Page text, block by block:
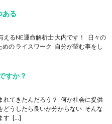
ある
えるNE運命解析士 大内です！ 日々の
の ライスワーク 自分が望む事をし
すか？
れてきたんだろう？ 何か社会に提供
どうしたら良いか分からない そんな
す […]